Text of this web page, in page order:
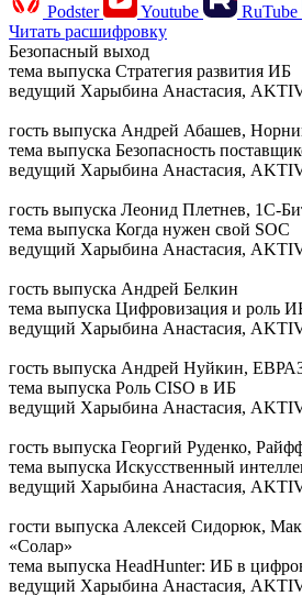
Podster Youtube RuTube
Читать расшифровку
Безопасный выход
тема выпуска Стратегия развития ИБ
ведущий Харыбина Анастасия,
гость выпуска Андрей Абашев,
тема выпуска Безопасность
ведущий Харыбина Анастасия,
гость выпуска Леонид Плетнев, 1С-
тема выпуска Когда нужен свой SOC
ведущий Харыбина Анастасия,
гость выпуска Андрей Белкин
тема выпуска Цифровизация и роль
ведущий Харыбина Анастасия,
гость выпуска Андрей Нуйкин,
тема выпуска Роль CISO в ИБ
ведущий Харыбина Анастасия,
гость выпуска Георгий Руденко,
тема выпуска Искусственный
ведущий Харыбина Анастасия,
гости выпуска Алексей Сидорюк,
«Солар»
тема выпуска HeadHunter: ИБ в
ведущий Харыбина Анастасия,